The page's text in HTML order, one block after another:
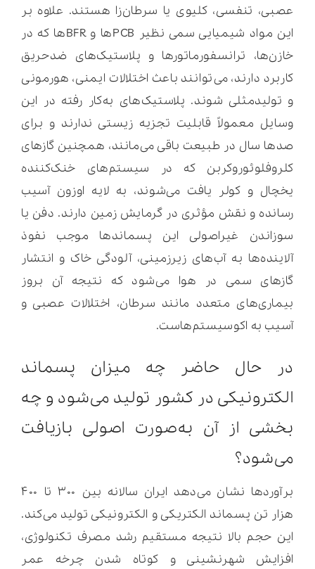
عصبی، تنفسی، کلیوی یا سرطان‌زا هستند. علاوه بر
این مواد شیمیایی سمی نظیر PCBها و BFRها که در
خازن‌ها، ترانسفورماتورها و پلاستیک‌های ضدحریق
کاربرد دارند، می‌توانند باعث اختلالات ایمنی، هورمونی
و تولیدمثلی شوند. پلاستیک‌های به‌کار رفته در این
وسایل معمولاً قابلیت تجزیه زیستی ندارند و برای
صدها سال در طبیعت باقی می‌مانند، همچنین گازهای
کلروفلوئوروکربن که در سیستم‌های خنک‌کننده
یخچال و کولر یافت می‌شوند، به لایه اوزون آسیب
رسانده و نقش مؤثری در گرمایش زمین دارند. دفن یا
سوزاندن غیراصولی این پسماندها موجب نفوذ
آلاینده‌ها به آب‌های زیرزمینی، آلودگی خاک و انتشار
گازهای سمی در هوا می‌شود که نتیجه آن بروز
بیماری‌های متعدد مانند سرطان، اختلالات عصبی و
آسیب به اکوسیستم‌هاست.
در حال حاضر چه میزان پسماند
الکترونیکی در کشور تولید می‌شود و چه
بخشی از آن به‌صورت اصولی بازیافت
می‌شود؟
برآوردها نشان می‌دهد ایران سالانه بین ۳۰۰ تا ۴۰۰
هزار تن پسماند الکتریکی و الکترونیکی تولید می‌کند.
این حجم بالا نتیجه مستقیم رشد مصرف تکنولوژی،
افزایش شهرنشینی و کوتاه شدن چرخه عمر